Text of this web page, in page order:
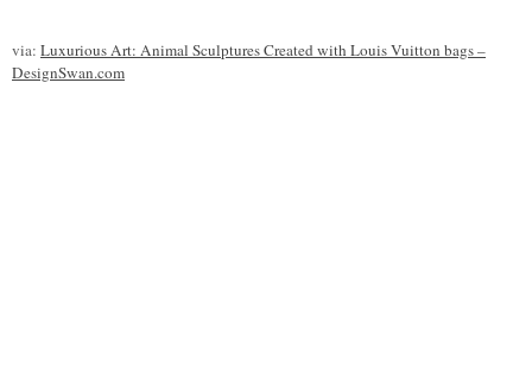
via: Luxurious Art: Animal Sculptures Created with Louis Vuitton bags –
DesignSwan.com